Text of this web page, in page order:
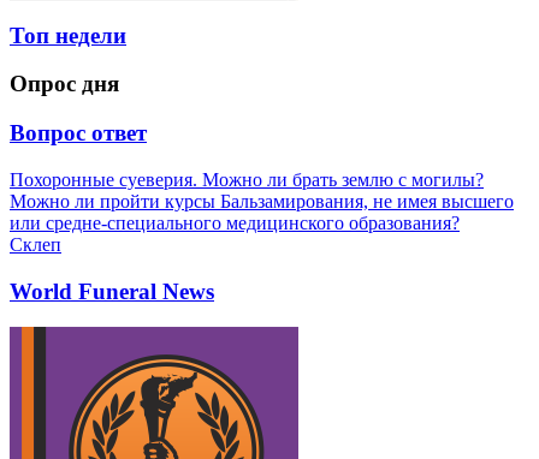
Топ недели
Опрос дня
Вопрос ответ
Похоронные суеверия. Можно ли брать землю с могилы?
Можно ли пройти курсы Бальзамирования, не имея высшего
или средне-специального медицинского образования?
Склеп
World Funeral News